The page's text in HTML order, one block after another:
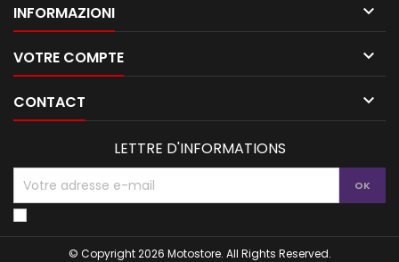
INFORMAZIONI 
VOTRE COMPTE 
CONTACT 
LETTRE D'INFORMATIONS
© Copyright 2026 Motostore. All Rights Reserved.